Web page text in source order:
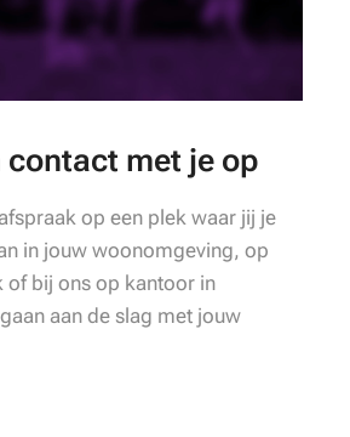
contact met je op
op een plek waar jij je
in jouw woonomgeving, op
of bij ons op kantoor in
aan de slag met jouw